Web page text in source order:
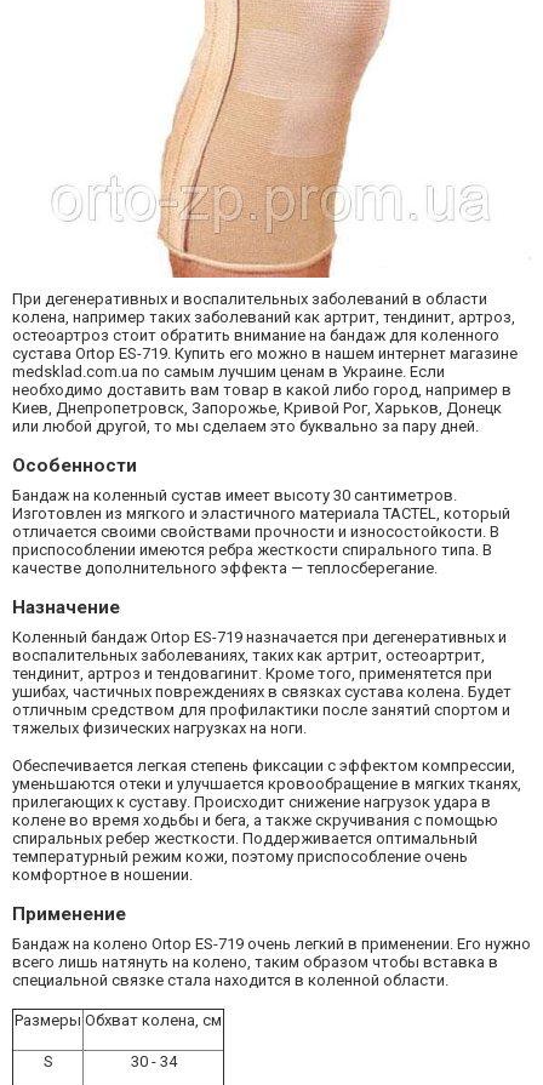
При дегенеративных и воспалительных заболеваний в области
колена, например таких заболеваний как артрит, тендинит, артроз,
остеоартроз стоит обратить внимание на бандаж для коленного
сустава Ortop ES-719. Купить его можно в нашем интернет магазине
medsklad.com.ua по самым лучшим ценам в Украине. Если
необходимо доставить вам товар в какой либо город, например в
Киев, Днепропетровск, Запорожье, Кривой Рог, Харьков, Донецк
или любой другой, то мы сделаем это буквально за пару дней.
Особенности
Бандаж на коленный сустав имеет высоту 30 сантиметров.
Изготовлен из мягкого и эластичного материала TACTEL, который
отличается своими свойствами прочности и износостойкости. В
приспособлении имеются ребра жесткости спирального типа. В
качестве дополнительного эффекта — теплосберегание.
Назначение
Коленный бандаж Ortop ES-719 назначается при дегенеративных и
воспалительных заболеваниях, таких как артрит, остеоартрит,
тендинит, артроз и тендовагинит. Кроме того, применятется при
ушибах, частичных повреждениях в связках сустава колена. Будет
отличным средством для профилактики после занятий спортом и
тяжелых физических нагрузках на ноги.
Обеспечивается легкая степень фиксации с эффектом компрессии,
уменьшаются отеки и улучшается кровообращение в мягких тканях,
прилегающих к суставу. Происходит снижение нагрузок удара в
колене во время ходьбы и бега, а также скручивания с помощью
спиральных ребер жесткости. Поддерживается оптимальный
температурный режим кожи, поэтому приспособление очень
комфортное в ношении.
Применение
Бандаж на колено Ortop ES-719 очень легкий в применении. Его нужно
всего лишь натянуть на колено, таким образом чтобы вставка в
специальной связке стала находится в коленной области.
Размеры Обхват колена, см
S 30 - 34